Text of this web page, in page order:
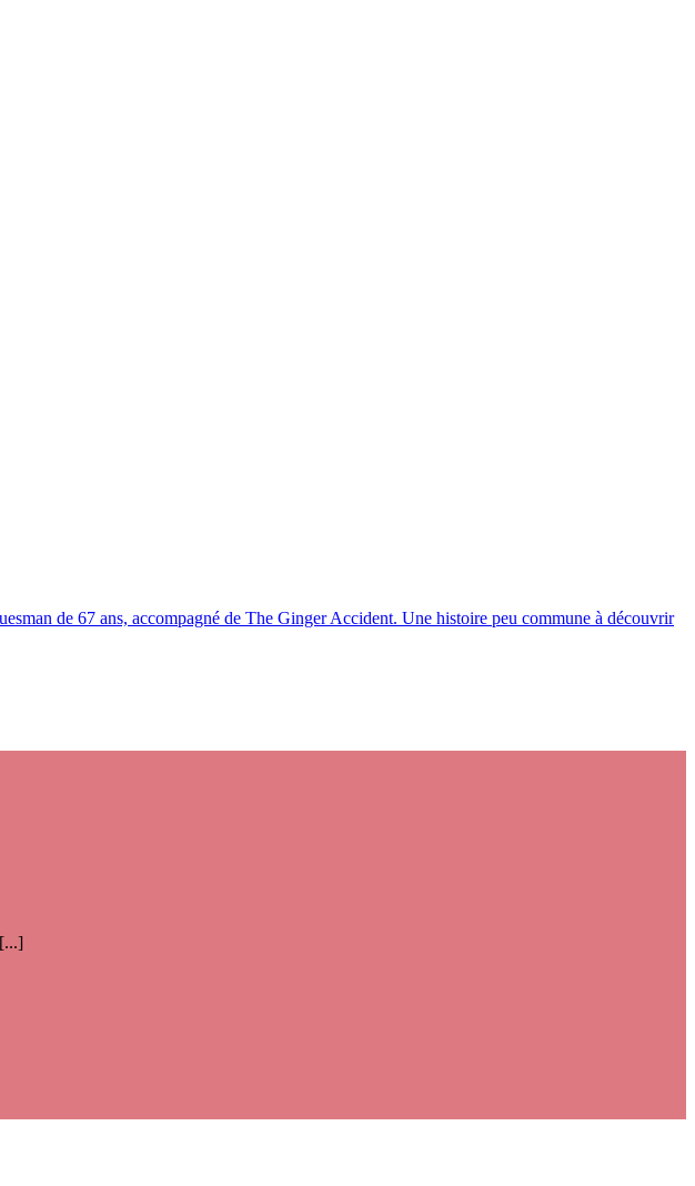
de 67 ans, accompagné de The Ginger Accident. Une histoire peu commune à découvrir